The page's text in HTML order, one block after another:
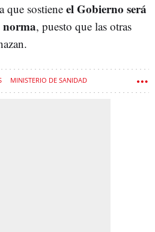
que sostiene el Gobierno será
norma, puesto que las otras
MINISTERIO DE SANIDAD